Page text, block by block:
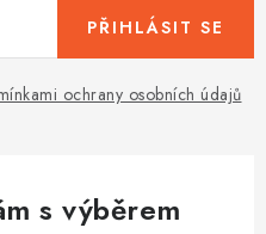
ochrany osobních údajů
PŘIHLÁSIT SE
s výběrem